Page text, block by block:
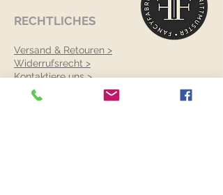
RECHTLICHES
Versand & Retouren >
Widerrufsrecht >
Kontaktiere uns >
Über uns >
AGB >